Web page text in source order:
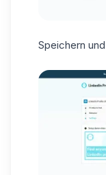
Speichern